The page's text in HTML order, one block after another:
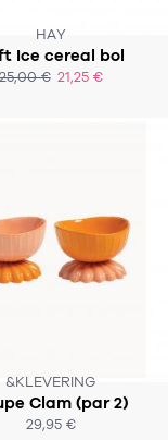
HAY
Ice cereal bol
€ 21,25 €
3 À 5 SEMAINES
EXPRESS
&KLEVERING
Clam (par 2)
29,95 €
COMMANDE
ACHAT EXPRESS